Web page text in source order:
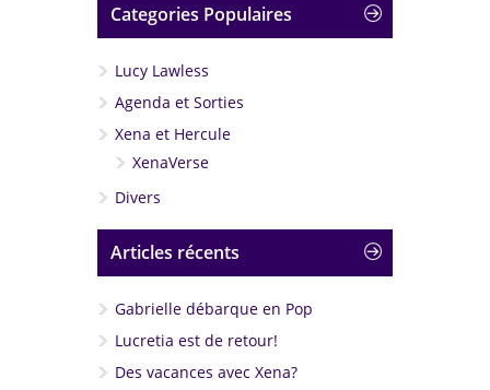
Categories Populaires
Lucy Lawless
Agenda et Sorties
Xena et Hercule
XenaVerse
Divers
Articles récents
Gabrielle débarque en Pop
Lucretia est de retour!
Des vacances avec Xena?